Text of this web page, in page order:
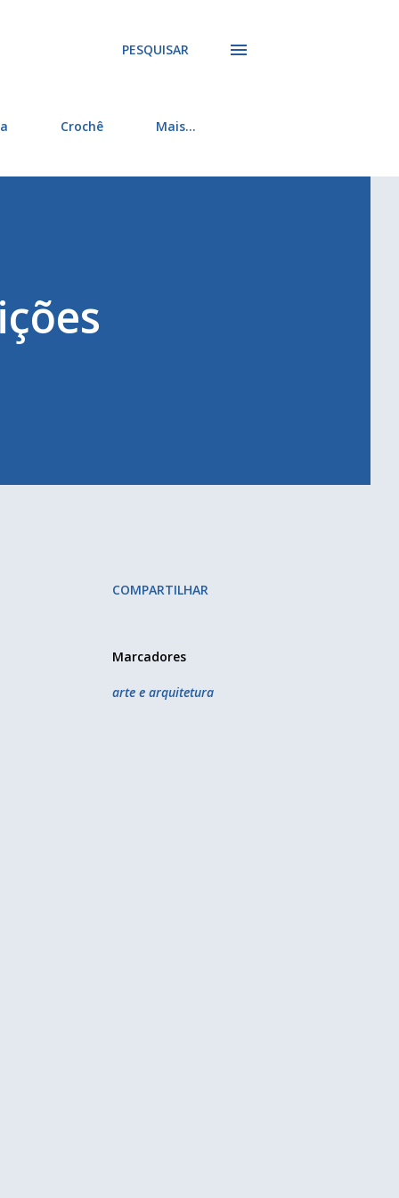
PESQUISAR
Crochê Mais…
COMPARTILHAR
Marcadores
arte e arquitetura